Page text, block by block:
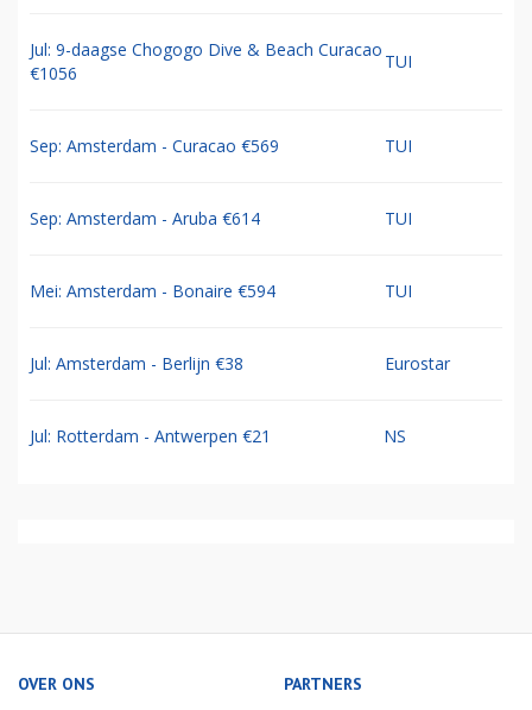
Jul: 9-daagse Chogogo Dive & Beach Curacao
€1056
TUI
Sep: Amsterdam - Curacao €569 TUI
Sep: Amsterdam - Aruba €614 TUI
Mei: Amsterdam - Bonaire €594 TUI
Jul: Amsterdam - Berlijn €38 Eurostar
Jul: Rotterdam - Antwerpen €21 NS
OVER ONS PARTNERS